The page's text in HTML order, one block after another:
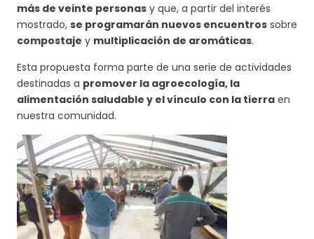
más de veinte personas y que, a partir del interés
mostrado, se programarán nuevos encuentros sobre
compostaje y multiplicación de aromáticas.
Esta propuesta forma parte de una serie de actividades
destinadas a promover la agroecología, la
alimentación saludable y el vínculo con la tierra en
nuestra comunidad.